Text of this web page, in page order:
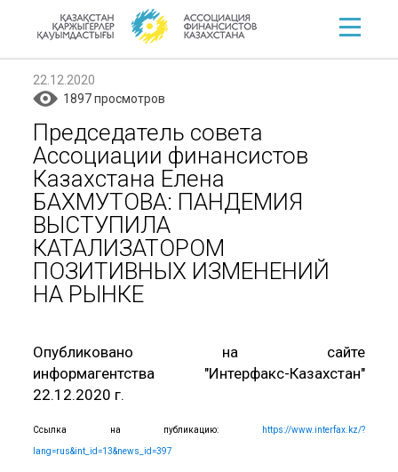
22.12.2020
1897 просмотров
Председатель совета
Ассоциации финансистов
Казахстана Елена
БАХМУТОВА: ПАНДЕМИЯ
ВЫСТУПИЛА
КАТАЛИЗАТОРОМ
ПОЗИТИВНЫХ ИЗМЕНЕНИЙ
НА РЫНКЕ
Опубликовано на сайте
информагентства "Интерфакс-Казахстан"
22.12.2020 г.
Ссылка на публикацию: https://www.interfax.kz/?
lang=rus&int_id=13&news_id=397